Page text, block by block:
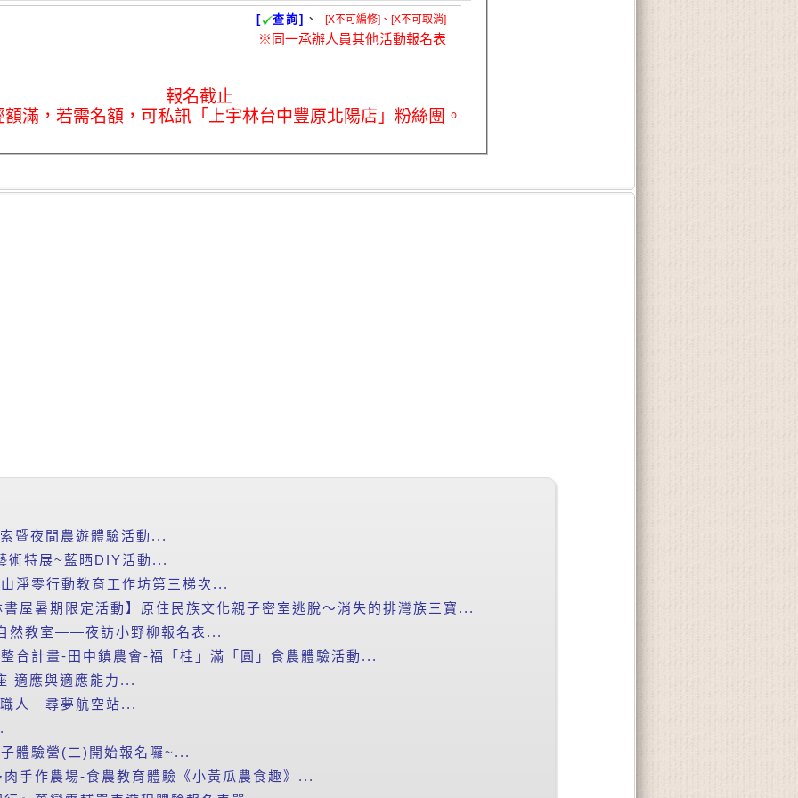
[ 查詢] 、 [X不可編修]、[X不可取消]
※同一承辦人員其他活動報名表
報名截止
滿，若需名額，可私訊「上宇林台中豐原北陽店」粉絲團。
暨夜間農遊體驗活動...
術特展~藍晒DIY活動...
淨零行動教育工作坊第三梯次...
屋暑期限定活動】原住民族文化親子密室逃脫～消失的排灣族三寶...
然教室——夜訪小野柳報名表...
合計畫-田中鎮農會-福「桂」滿「圓」食農體驗活動...
適應與適應能力...
人｜尋夢航空站...
體驗營(二)開始報名囉~...
手作農場-食農教育體驗《小黃瓜農食趣》...